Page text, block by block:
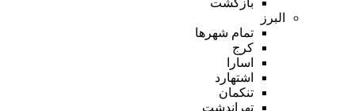
البرز
تمام شهر‌ها
کرج
اسارا
اشتهارد
تنکمان
تهراندشت